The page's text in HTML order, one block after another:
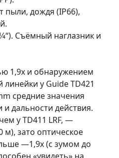
пыли, дождя (IP66),
Съёмный наглазник и
1,9x и обнаружением
у Guide TD421
средние значения
и дальности действия.
у TD411 LRF, —
м), зато оптическое
—1,9x (с зумом до